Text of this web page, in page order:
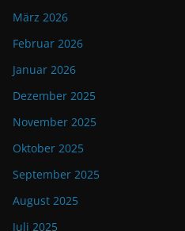
März 2026
Februar 2026
Januar 2026
Dezember 2025
November 2025
Oktober 2025
September 2025
August 2025
Juli 2025